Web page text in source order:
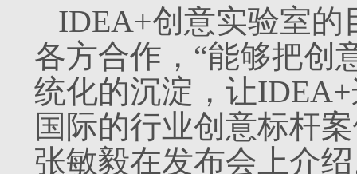
IDEA+创意实验室的
各方合作，“能够把创
统化的沉淀，让
国际的行业创意标杆
张敏毅在发布会上介